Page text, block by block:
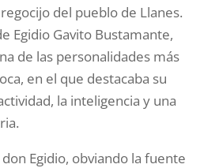
del pueblo de Llanes.
Egidio Gavito Bustamante,
de las personalidades más
en el que destacaba su
la inteligencia y una
Egidio, obviando la fuente